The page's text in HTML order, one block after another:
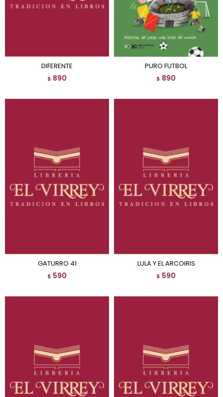
DIFERENTE
$ 890
PURO FUTBOL
$ 890
GATURRO 41
$ 590
LULA Y EL ARCOIRIS
$ 590